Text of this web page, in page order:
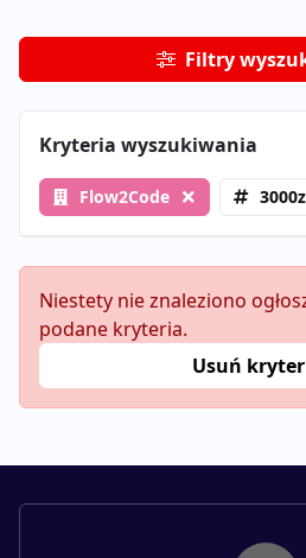
Filtry
Kryteria wyszukiwania
Flow2Code
Niestety nie znaleziono
podane kryteria.
Usuń